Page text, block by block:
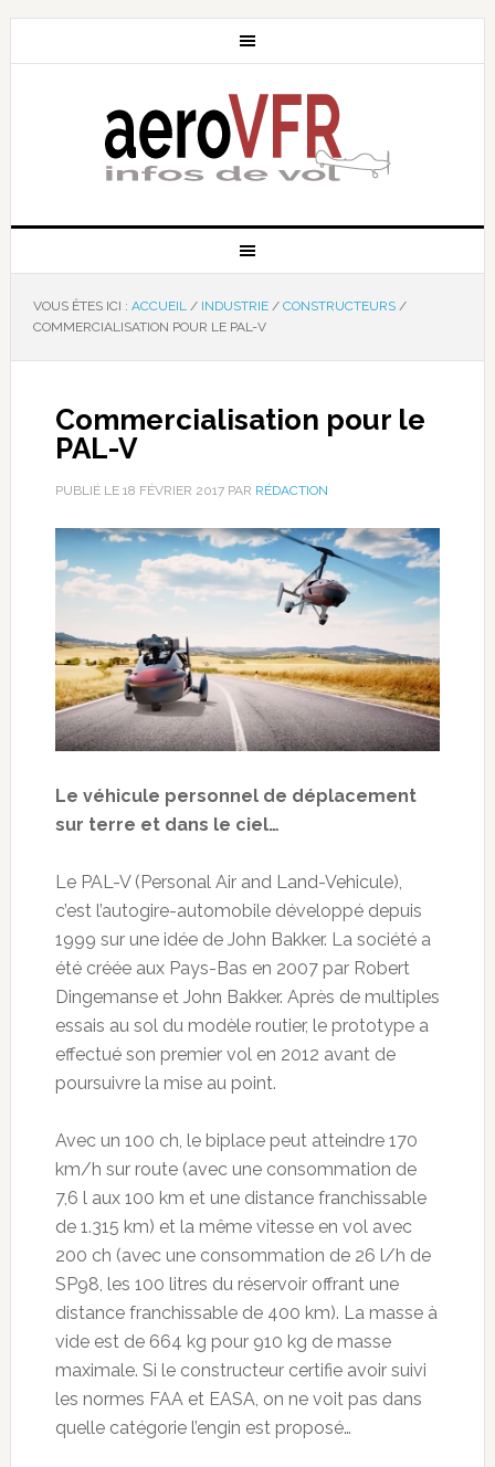
VOUS ÊTES ICI : ACCUEIL / INDUSTRIE / CONSTRUCTEURS /
COMMERCIALISATION POUR LE PAL-V
Commercialisation pour le
PAL-V
PUBLIÉ LE 18 FÉVRIER 2017PAR RÉDACTION
Le véhicule personnel de déplacement
sur terre et dans le ciel…
Le PAL-V (Personal Air and Land-Vehicule),
c’est l’autogire-automobile développé depuis
1999 sur une idée de John Bakker. La société a
été créée aux Pays-Bas en 2007 par Robert
Dingemanse et John Bakker. Après de multiples
essais au sol du modèle routier, le prototype a
effectué son premier vol en 2012 avant de
poursuivre la mise au point.
Avec un 100 ch, le biplace peut atteindre 170
km/h sur route (avec une consommation de
7,6 l aux 100 km et une distance franchissable
de 1.315 km) et la même vitesse en vol avec
200 ch (avec une consommation de 26 l/h de
SP98, les 100 litres du réservoir offrant une
distance franchissable de 400 km). La masse à
vide est de 664 kg pour 910 kg de masse
maximale. Si le constructeur certifie avoir suivi
les normes FAA et EASA, on ne voit pas dans
quelle catégorie l’engin est proposé…